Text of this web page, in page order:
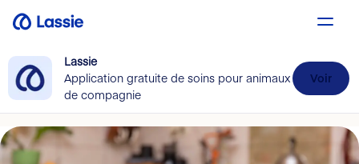
Lassie
Application gratuite de soins pour animaux
de compagnie
Voir